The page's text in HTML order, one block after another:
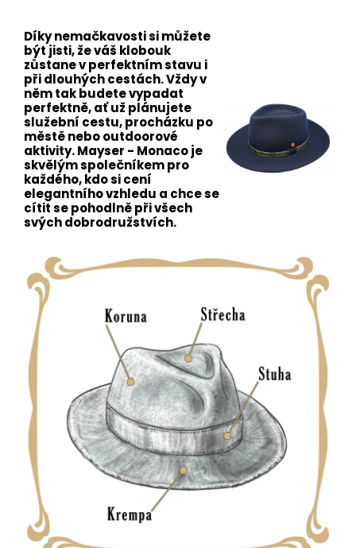
Díky nemačkavosti si můžete
být jisti, že váš klobouk
zůstane v perfektním stavu i
při dlouhých cestách. Vždy v
něm tak budete vypadat
perfektně, ať už plánujete
služební cestu, procházku po
městě nebo outdoorové
aktivity. Mayser - Monaco je
skvělým společníkem pro
každého, kdo si cení
elegantního vzhledu a chce se
cítit se pohodlně při všech
svých dobrodružstvích.